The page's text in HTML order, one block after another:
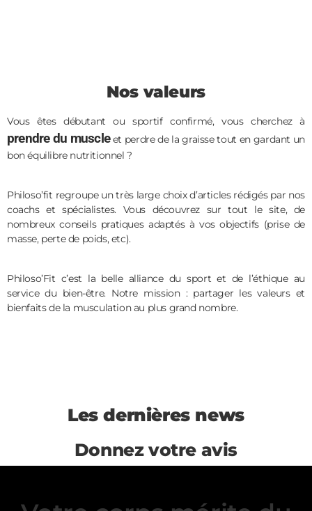
Nos valeurs
Vous êtes débutant ou sportif confirmé, vous cherchez à
prendre du muscleet perdre de la graisse tout en gardant un
bon équilibre nutritionnel ?
Philoso’fit regroupe un très large choix d’articles rédigés par nos
coachs et spécialistes. Vous découvrez sur tout le site, de
nombreux conseils pratiques adaptés à vos objectifs (prise de
masse, perte de poids, etc).
Philoso’Fit c’est la belle alliance du sport et de l’éthique au
service du bien-être. Notre mission : partager les valeurs et
bienfaits de la musculation au plus grand nombre.
Les dernières news
Donnez votre avis